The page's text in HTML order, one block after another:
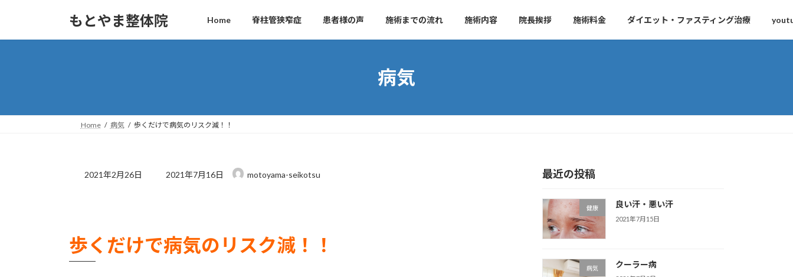
もとやま整体院 Home 脊柱管狭窄症 患者様の声 施術までの流れ 施術内容 院長挨拶 施術料金 ダイエット・ファスティング治療
病気
Home 病気 歩くだけで病気のリスク減！！
2021年2月26日
最
:
2021年7月16日 motoyama-seikotsu
歩くだけで病気のリスク減！！
最近の投稿
健康 良い汗・悪い汗
2021年7月15日
病気 クーラー病